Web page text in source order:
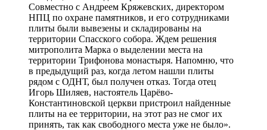
Совместно с Андреем Кряжевских, директором
НПЦ по охране памятников, и его сотрудниками
плиты были вывезены и складированы на
территории Спасского собора. Ждем решения
митрополита Марка о выделении места на
территории Трифонова монастыря. Напомню, что
в предыдущий раз, когда летом нашли плиты
рядом с ОДНТ, был получен отказ. Тогда отец
Игорь Шиляев, настоятель Царёво-
Константиновской церкви пристроил найденные
плиты на ее территории, на этот раз не смог их
принять, так как свободного места уже не было».